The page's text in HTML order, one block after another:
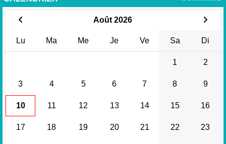
Août 2026
Lu Ma Me Je Ve Sa Di
1 2
3 4 5 6 7 8 9
10 11 12 13 14 15 16
17 18 19 20 21 22 23